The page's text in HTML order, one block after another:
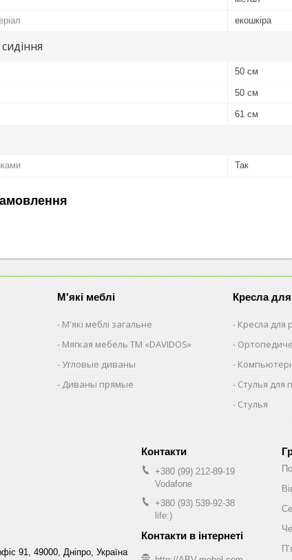
екошкіра
50 см
50 см
61 см
Так
М'які меблі
М'які меблі загальне
Мягкая мебель ТМ «DAVIDOS»
Угловые диваны
Диваны прямые
Кресла
Кресла для
Стулья для
Стулья
91, 49000, Дніпро, Україна
+380 (99) 212-89-19
Vodafone
+380 (93) 539-92-38
life:)